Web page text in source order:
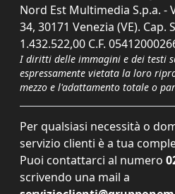
Nord Est Multimedia S.p.a. -
34, 30171 Venezia (VE). Cap.
1.432.522,00 C.F.
I diritti delle immagini e dei testi
espressamente vietata la loro
mezzo e l'adattamento totale o
Per qualsiasi necessità o
servizio clienti è a tua
Puoi contattarci al numero
scrivendo una mail a